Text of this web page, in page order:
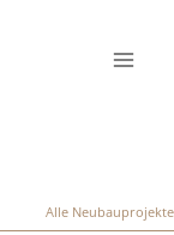
Alle Neubauprojekte